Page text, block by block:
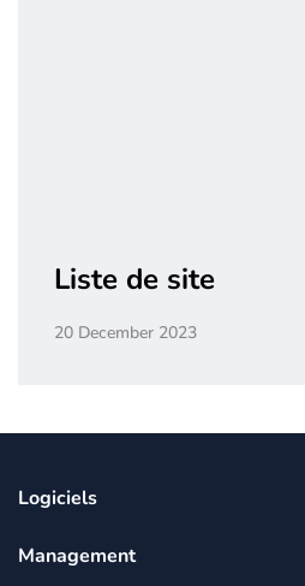
Liste de site
20 December 2023
Logiciels
Management